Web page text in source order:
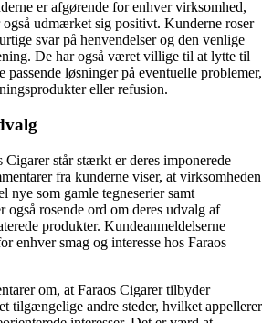
er afgørende for enhver virksomhed,
også udmærket sig positivt. Kunderne roser
svar på henvendelser og den venlige
De har også været villige til at lytte til
passende løsninger på eventuelle problemer,
eller refusion.
står stærkt er deres imponerede
fra kunderne viser, at virksomheden
nye som gamle tegneserier samt
også rosende ord om deres udvalg af
produkter. Kundeanmeldelserne
enhver smag og interesse hos Faraos
om, at Faraos Cigarer tilbyder
tilgængelige andre steder, hvilket appellerer